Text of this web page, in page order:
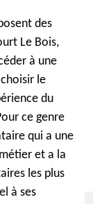
des
Le Bois,
à une
le
du
ce genre
qui a une
et a la
les plus
à ses